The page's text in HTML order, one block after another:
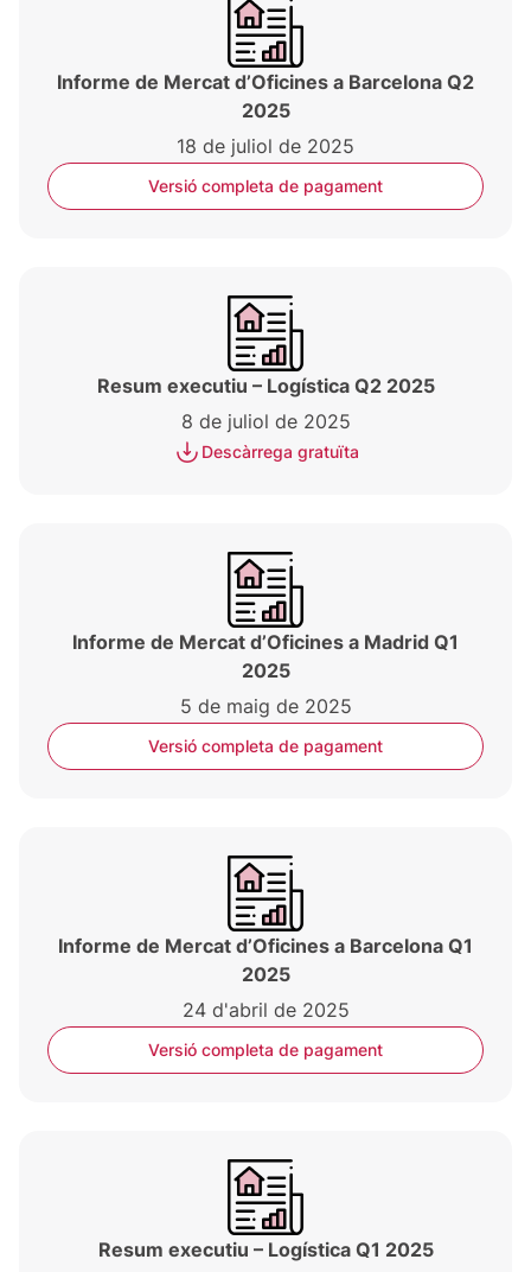
Informe de Mercat d’Oficines a Barcelona Q2
2025
18 de juliol de 2025
Versió completa de pagament
Resum executiu – Logística Q2 2025
8 de juliol de 2025
Descàrrega gratuïta
Informe de Mercat d’Oficines a Madrid Q1
2025
5 de maig de 2025
Versió completa de pagament
Informe de Mercat d’Oficines a Barcelona Q1
2025
24 d'abril de 2025
Versió completa de pagament
Resum executiu – Logística Q1 2025